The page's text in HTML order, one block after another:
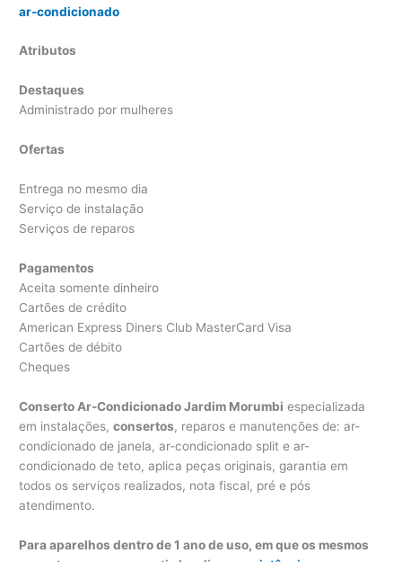
ar-condicionado
Atributos
Destaques
Administrado por mulheres
Ofertas
Entrega no mesmo dia
Serviço de instalação
Serviços de reparos
Pagamentos
Aceita somente dinheiro
Cartões de crédito
American Express Diners Club MasterCard Visa
Cartões de débito
Cheques
Conserto Ar-Condicionado Jardim Morumbi especializada
em instalações,consertos, reparos e manutenções de: ar-
condicionado de janela, ar-condicionado split e ar-
condicionado de teto, aplica peças originais, garantia em
todos os serviços realizados, nota fiscal, pré e pós
atendimento.
Para aparelhos dentro de 1 ano de uso, em que os mesmos